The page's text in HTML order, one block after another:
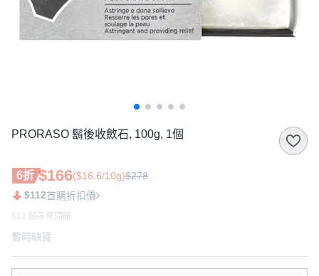
PRORASO 鬍後收斂石, 100g, 1個
6折 $166($16.6/10g)$278
$112首購折扣價
$12 酷澎幣回饋
暫時缺貨